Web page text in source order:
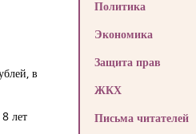
в
лет
Политика
Экономика
Защита прав
ЖКХ
Письма читателей